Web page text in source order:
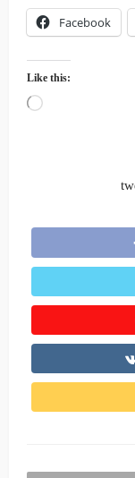
Facebook
Like this:
Loading…